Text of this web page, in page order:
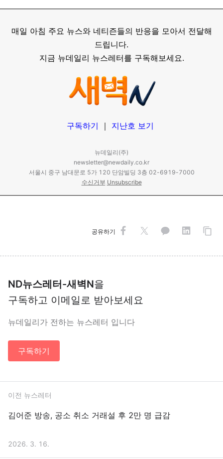
매일 아침 주요 뉴스와 네티즌들의 반응을 모아서 전달해
드립니다.
지금 뉴데일리 뉴스레터를 구독해보세요.
구독하기 ｜ 지난호 보기
뉴데일리(주)
newsletter@newdaily.co.kr
서울시 중구 남대문로 5가 120 단암빌딩 3층 02-6919-7000
수신거부 Unsubscribe
공유하기
ND뉴스레터-새벽N을
구독하고 이메일로 받아보세요
뉴데일리가 전하는 뉴스레터 입니다
구독하기
이전 뉴스레터
김어준 방송, 공소 취소 거래설 후 2만 명 급감
2026. 3. 16.